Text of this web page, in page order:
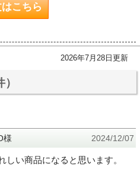
こちら
2026年7月28日更新
様 2024/12/07
しい商品になると思います。